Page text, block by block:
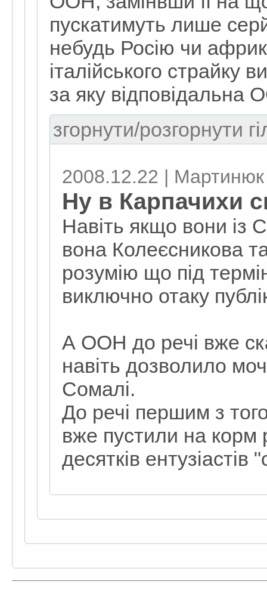
пускатимуть лише
небудь Росію чи
італійського страйку
за яку
згорнути/розгорнути
2008.12.22 | Мартинюк
Ну в Карпачихи
Навіть якщо вони із
вона Колеєсникова
розумію що під
виключно отаку
А ООН до речі вже
навіть дозволило
Сомалі.
До речі першим з
вже пустили на корм
десятків